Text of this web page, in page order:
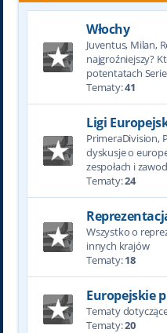
Włochy
Juventus, Milan,
najgroźniejszy?
potentatach
Tematy:41
Ligi
PrimeraDivision,
dyskusje o
zespołach i
Tematy:24
Wszystko o
innych krajów
Tematy:18
Europejskie
Tematy
Tematy:20